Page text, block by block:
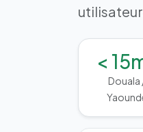
<
Douala